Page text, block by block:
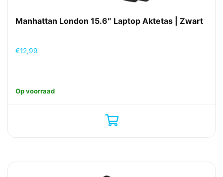
Manhattan London 15.6″ Laptop Aktetas | Zwart
€12,99
Op voorraad